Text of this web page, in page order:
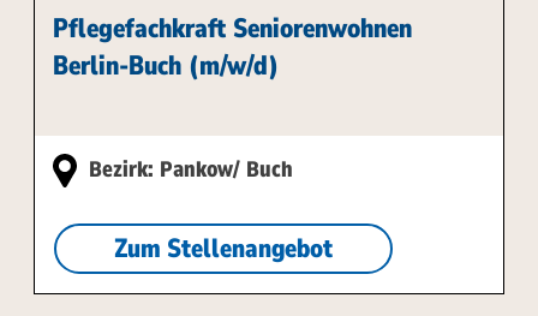
Pflegefachkraft Seniorenwohnen
Berlin-Buch (m/w/d)
Bezirk: Pankow/ Buch
Zum Stellenangebot